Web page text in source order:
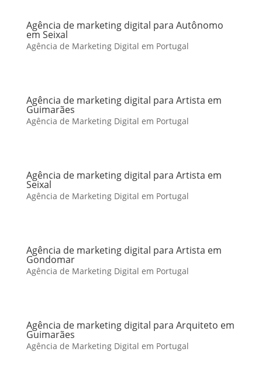
Agência de marketing digital para Autônomo
em Seixal
Agência de Marketing Digital em Portugal
Agência de marketing digital para Artista em
Guimarães
Agência de Marketing Digital em Portugal
Agência de marketing digital para Artista em
Seixal
Agência de Marketing Digital em Portugal
Agência de marketing digital para Artista em
Gondomar
Agência de Marketing Digital em Portugal
Agência de marketing digital para Arquiteto em
Guimarães
Agência de Marketing Digital em Portugal